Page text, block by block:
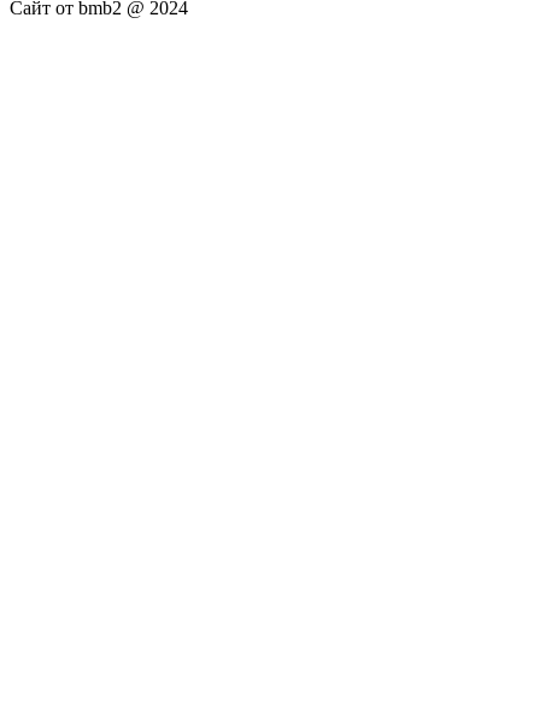
Сайт от bmb2 @ 2024